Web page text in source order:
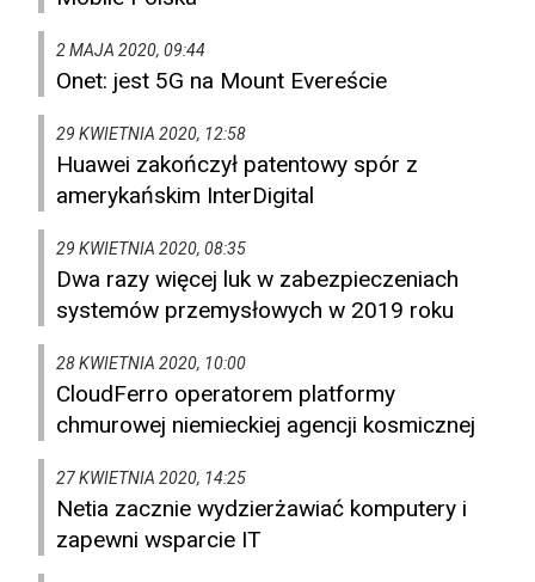
2 MAJA 2020, 09:44
Onet: jest 5G na Mount Evereście
29 KWIETNIA 2020, 12:58
Huawei zakończył patentowy spór z
amerykańskim InterDigital
29 KWIETNIA 2020, 08:35
Dwa razy więcej luk w zabezpieczeniach
systemów przemysłowych w 2019 roku
28 KWIETNIA 2020, 10:00
CloudFerro operatorem platformy
chmurowej niemieckiej agencji kosmicznej
27 KWIETNIA 2020, 14:25
Netia zacznie wydzierżawiać komputery i
zapewni wsparcie IT